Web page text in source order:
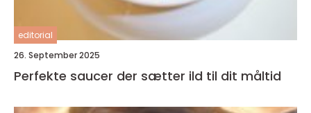
editorial
26. September 2025
Perfekte saucer der sætter ild til dit måltid